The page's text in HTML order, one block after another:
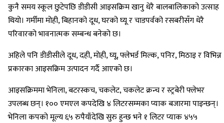
कुनै समय स्कूल छुटेपछि डीडीसी आइसक्रिम खानु धेरै बालबालिकाको उत्साह
थियो। गर्मीमा मोही, बिहानको दूध, घरको घ्यू र चाडपर्वको रसबरीसँग धेरै
परिवारको भावनात्मक सम्बन्ध बनेको छ।
अहिले पनि डीडीसीले दूध, दही, मोही, घ्यू, फ्लेभर्ड मिल्क, पनिर, मिठाइ र विभिन्न
प्रकारका आइसक्रिम उत्पादन गर्दै आएको छ।
आइसक्रिममा भेनिला, बटरस्कच, चकलेट, चकलेट क्रन्च र स्ट्रबेरी फ्लेभर
उपलब्ध छन्। १०० एमएल कपदेखि ४ लिटरसम्मका प्याक बजारमा पाइन्छन्।
भेनिला कपको मूल्य ६५ रुपैयाँदेखि सुरु हुन्छ भने १ लिटर प्याक ४५५